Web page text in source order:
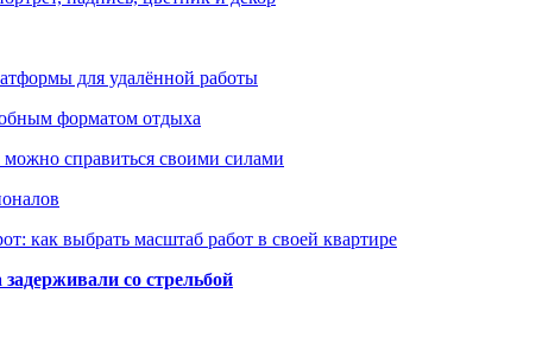
для удалённой работы
форматом отдыха
можно справиться своими силами
как выбрать масштаб работ в своей квартире
со стрельбой